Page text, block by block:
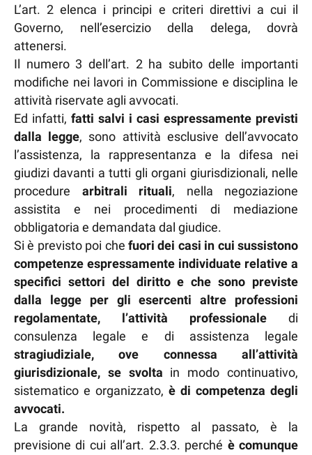
L’art. 2 elenca i principi e criteri direttivi a cui il
Governo, nell’esercizio della delega, dovrà
attenersi.
Il numero 3 dell’art. 2 ha subito delle importanti
modifiche nei lavori in Commissione e disciplina le
attività riservate agli avvocati.
Ed infatti, fatti salvi i casi espressamente previsti
dalla legge, sono attività esclusive dell’avvocato
l’assistenza, la rappresentanza e la difesa nei
giudizi davanti a tutti gli organi giurisdizionali, nelle
procedure arbitrali rituali, nella negoziazione
assistita e nei procedimenti di mediazione
obbligatoria e demandata dal giudice.
Si è previsto poi che fuori dei casi in cui sussistono
competenze espressamente individuate relative a
specifici settori del diritto e che sono previste
dalla legge per gli esercenti altre professioni
regolamentate, l’attività professionale di
consulenza legale e di assistenza legale
stragiudiziale, ove connessa all’attività
giurisdizionale, se svolta in modo continuativo,
sistematico e organizzato, è di competenza degli
avvocati.
La grande novità, rispetto al passato, è la
previsione di cui all’art. 2.3.3. perché è comunque